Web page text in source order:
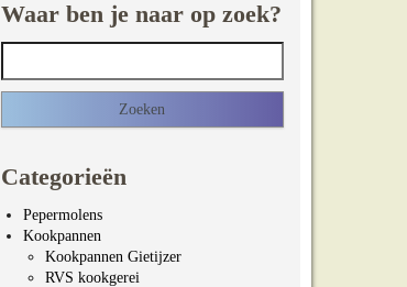
Waar ben je naar op zoek?
Categorieën
Pepermolens
Kookpannen
Kookpannen Gietijzer
RVS kookgerei